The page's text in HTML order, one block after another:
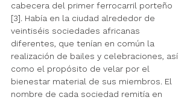
cabecera del primer ferrocarril porteño
[3]. Había en la ciudad alrededor de
veintiséis sociedades africanas
diferentes, que tenían en común la
realización de bailes y celebraciones, así
como el propósito de velar por el
bienestar material de sus miembros. El
nombre de cada sociedad remitía en